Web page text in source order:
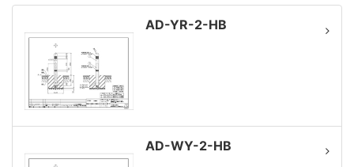
AD-YR-2-HB
AD-WY-2-HB